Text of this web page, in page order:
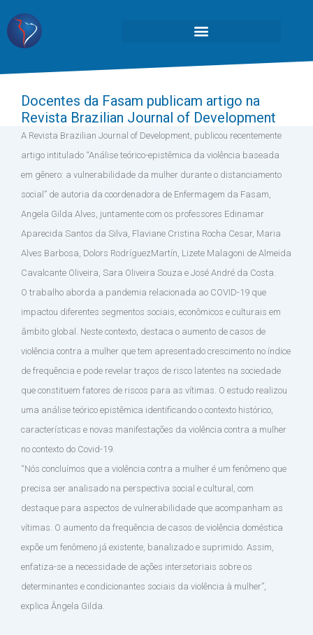
Docentes da Fasam publicam artigo na
Revista Brazilian Journal of Development
A Revista Brazilian Journal of Development, publicou recentemente
artigo intitulado “Análise teórico-epistêmica da violência baseada
em gênero: a vulnerabilidade da mulher durante o distanciamento
social” de autoria da coordenadora de Enfermagem da Fasam,
Angela Gilda Alves, juntamente com os professores Edinamar
Aparecida Santos da Silva, Flaviane Cristina Rocha Cesar, Maria
Alves Barbosa, Dolors RodríguezMartín, Lizete Malagoni de Almeida
Cavalcante Oliveira, Sara Oliveira Souza e José André da Costa.
O trabalho aborda a pandemia relacionada ao COVID-19 que
impactou diferentes segmentos sociais, econômicos e culturais em
âmbito global. Neste contexto, destaca o aumento de casos de
violência contra a mulher que tem apresentado crescimento no índice
de frequência e pode revelar traços de risco latentes na sociedade
que constituem fatores de riscos para as vítimas. O estudo realizou
uma análise teórico epistêmica identificando o contexto histórico,
características e novas manifestações da violência contra a mulher
no contexto do Covid-19.
“Nós concluímos que a violência contra a mulher é um fenômeno que
precisa ser analisado na perspectiva social e cultural, com
destaque para aspectos de vulnerabilidade que acompanham as
vítimas. O aumento da frequência de casos de violência doméstica
expõe um fenômeno já existente, banalizado e suprimido. Assim,
enfatiza-se a necessidade de ações intersetoriais sobre os
determinantes e condicionantes sociais da violência à mulher”,
explica Ângela Gilda.